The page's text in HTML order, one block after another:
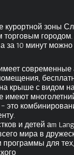
курортной зоны
за 10 минут можно
крыше с видом
имеют
- это
и детей аm
мира в
для